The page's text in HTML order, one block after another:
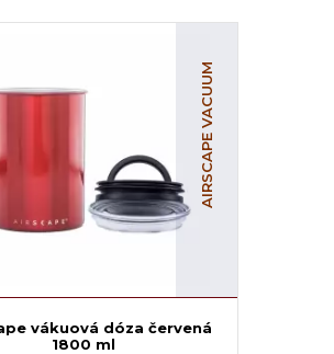
AIRSCAPE VACUUM
vákuová dóza červená
1800 ml